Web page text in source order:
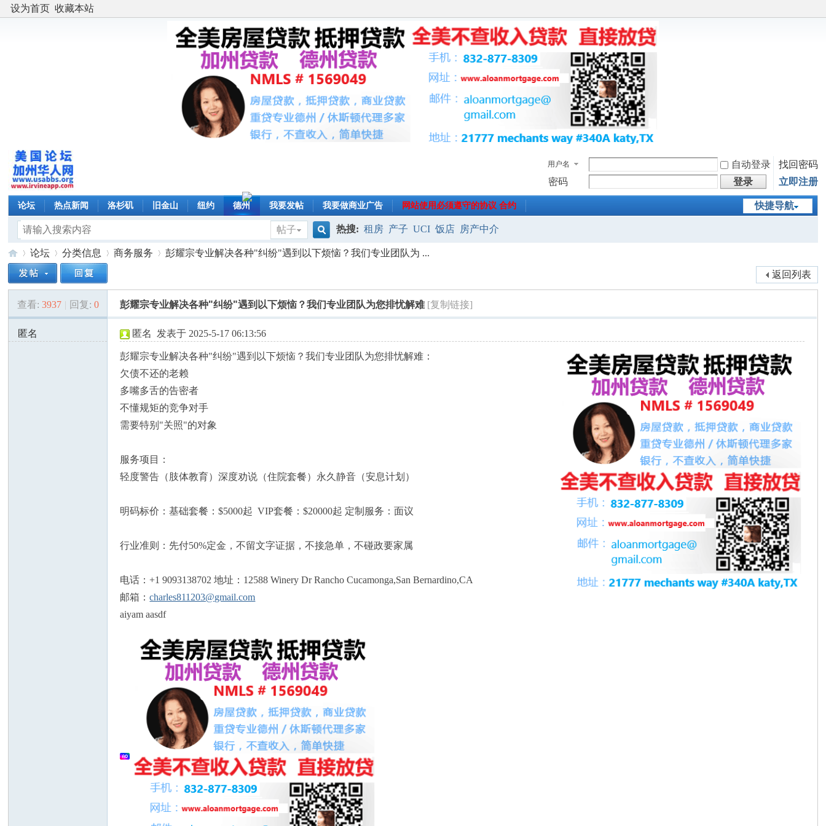
设为首页 收藏本站
用户名 自动登录
找回密码
密码
登录 立即注册
快捷导航
论坛 热点新闻 洛杉矶 旧金山 纽约 德州 我要发帖 我要做商业广告 网站使用必须遵守的协议 合约
帖子
搜
索
热搜: 租房 产子 UCI 饭店 房产中介
美»
论坛
›
分类信息 商务服务
›
彭耀宗专业解决各种"纠纷"遇到以下烦恼？我们专业团队为 ...
返回列表
查看: 3937 | 回复: 0 彭耀宗专业解决各种"纠纷"遇到以下烦恼？我们专业团队为您排忧解难 [复制链接]
匿名
匿名 发表于 2025-5-17 06:13:56
彭耀宗专业解决各种"纠纷"遇到以下烦恼？我们专业团队为您排忧解难：
欠债不还的老赖
多嘴多舌的告密者
不懂规矩的竞争对手
需要特别"关照"的对象
服务项目：
轻度警告（肢体教育）深度劝说（住院套餐）永久静音（安息计划）
明码标价：基础套餐：$5000起 VIP套餐：$20000起 定制服务：面议
行业准则：先付50%定金，不留文字证据，不接急单，不碰政要家属
电话：+1 9093138702 地址：12588 Winery Dr Rancho Cucamonga,San Bernardino,CA
邮箱：charles811203@gmail.com
aiyam aasdf